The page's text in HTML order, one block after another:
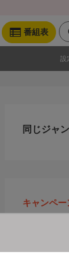
番組表
設
同じジャ
キャンペ